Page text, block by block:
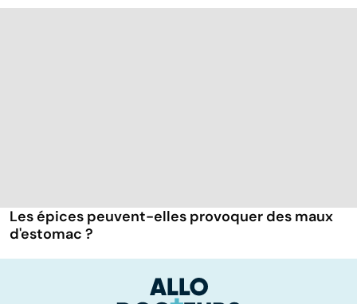
Les épices peuvent-elles provoquer des maux
d'estomac ?